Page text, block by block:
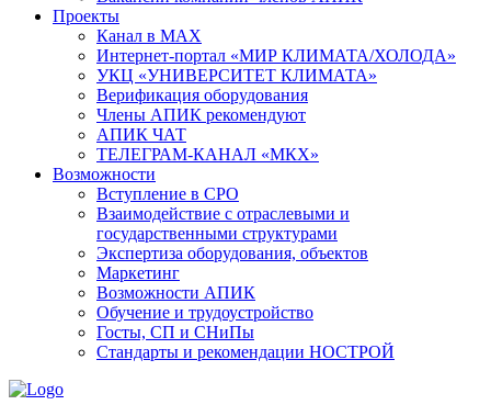
Проекты
Канал в MAX
Интернет-портал «МИР КЛИМАТА/ХОЛОДА»
УКЦ «УНИВЕРСИТЕТ КЛИМАТА»
Верификация оборудования
Члены АПИК рекомендуют
АПИК ЧАТ
ТЕЛЕГРАМ-КАНАЛ «МКХ»
Возможности
Вступление в СРО
Взаимодействие с отраслевыми и
государственными структурами
Экспертиза оборудования, объектов
Маркетинг
Возможности АПИК
Обучение и трудоустройство
Госты, СП и СНиПы
Стандарты и рекомендации НОСТРОЙ